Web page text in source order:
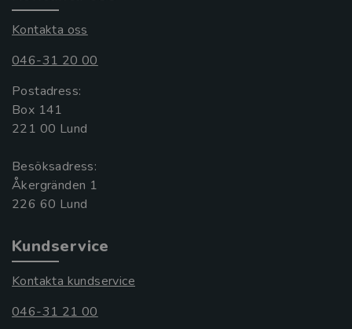
Kontakta oss
046-31 20 00
Postadress:
Box 141
221 00 Lund
Besöksadress:
Åkergränden 1
Kundservice
Kontakta kundservice
046-31 21 00